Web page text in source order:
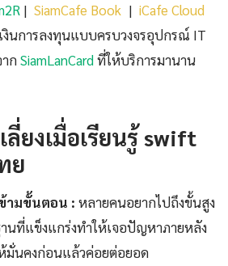
| SiamCafe Book | iCafe Cloud
งินการลงทุนแบบครบวงจรอุปกรณ์ IT
กSiamLanCardที่ให้บริการมานาน
ยงเมื่อเรียนรู้ swift
ย
ามขั้นตอน : หลายคนอยากไปถึงขั้นสูง
นที่แข็งแกร่งทำให้เจอปัญหาภายหลัง
มั่นคงก่อนแล้วค่อยต่อยอด